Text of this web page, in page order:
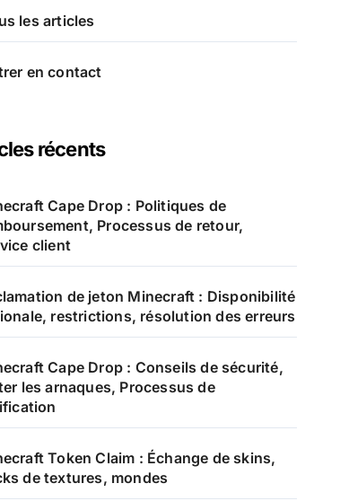
les articles
en contact
récents
Cape Drop : Politiques de
Processus de retour,
client
de jeton Minecraft : Disponibilité
restrictions, résolution des erreurs
Cape Drop : Conseils de sécurité,
les arnaques, Processus de
Token Claim : Échange de skins,
de textures, mondes